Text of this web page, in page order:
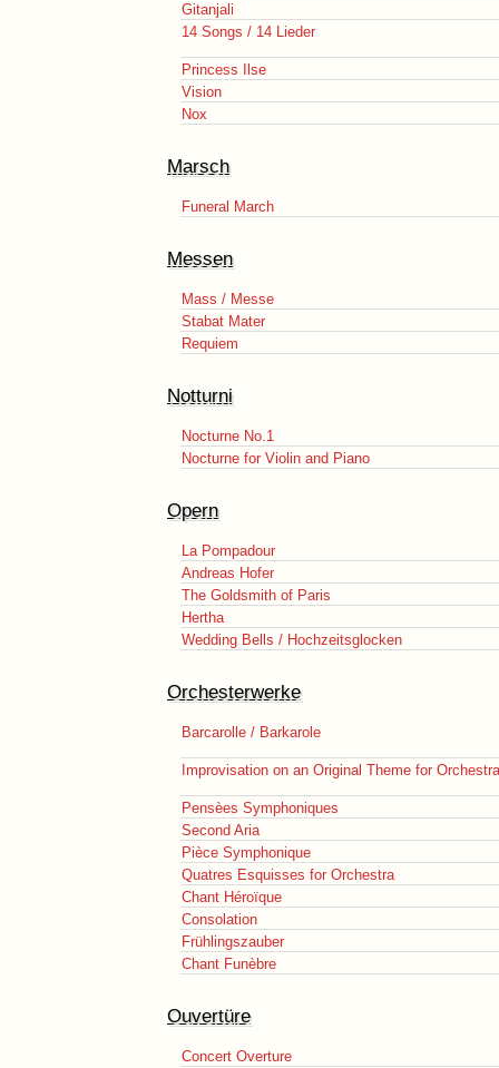
Gitanjali
14 Songs / 14 Lieder
Princess Ilse
Vision
Nox
Marsch
Funeral March
Messen
Mass / Messe
Stabat Mater
Requiem
Notturni
Nocturne No.1
Nocturne for Violin and Piano
Opern
La Pompadour
Andreas Hofer
The Goldsmith of Paris
Hertha
Wedding Bells / Hochzeitsglocken
Orchesterwerke
Barcarolle / Barkarole
Improvisation on an Original Theme for
Pensèes Symphoniques
Second Aria
Pièce Symphonique
Quatres Esquisses for Orchestra
Chant Héroïque
Consolation
Frühlingszauber
Chant Funèbre
Ouvertüre
Concert Overture